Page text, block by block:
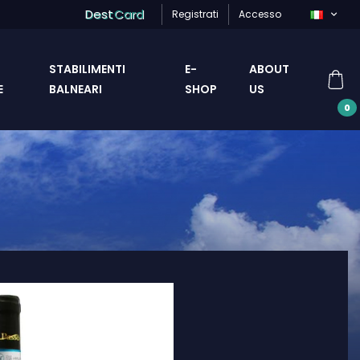
DestCard Registrati Accesso
STABILIMENTI
BALNEARI
E-
SHOP
ABOUT
US
0